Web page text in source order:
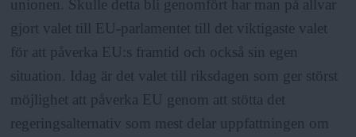
unionen. Skulle detta bli genomfört har man på allvar
gjort valet till EU-parlamentet till det viktigaste valet
för att påverka EU:s framtid och också sin egen
situation. Idag är det valet till riksdagen som ger störst
möjlighet att påverka EU genom att stötta det
regeringsalternativ som mest delar uppfattningen om